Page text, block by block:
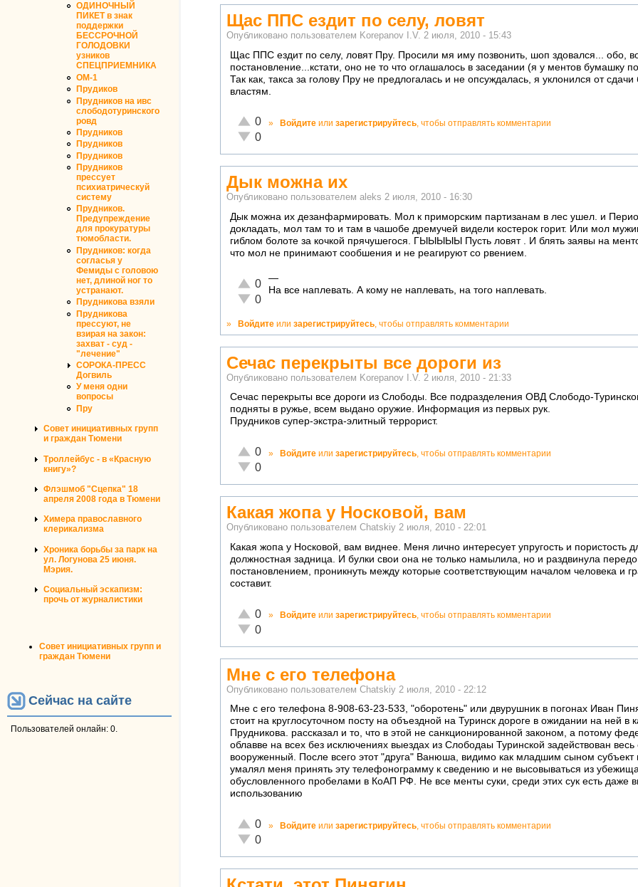
ОДИНОЧНЫЙ
ПИКЕТ в знак
поддержки
БЕССРОЧНОЙ
ГОЛОДОВКИ
узников
СПЕЦПРИЕМНИКА
ОМ-1
Прудиков
Прудников на ивс
слободотуринского
ровд
Прудников
Прудников
Прудников
Прудников
прессует
психиатрическуй
систему
Прудников.
Предупреждение
для прокуратуры
тюмобласти.
Прудников: когда
согласья у
Фемиды с головою
нет, длиной ног то
устранают.
Прудникова взяли
Прудникова
прессуют, не
взирая на закон:
захват - суд -
"лечение"
СОРОКА-ПРЕСС
Догвиль
У меня одни
вопросы
Пру
Совет инициативных групп
и граждан Тюмени
Троллейбус - в «Красную
книгу»?
Флэшмоб "Сцепка" 18
апреля 2008 года в Тюмени
Химера православного
клерикализма
Хроника борьбы за парк на
ул. Логунова 25 июня.
Мэрия.
Социальный эскапизм:
прочь от журналистики
Совет инициативных групп и
граждан Тюмени
Сейчас на сайте
Пользователей онлайн: 0.
Щас ППС ездит по селу, ловят
Опубликовано пользователем Korepanov I.V. 2 июля, 2010 - 15:43
Щас ППС ездит по селу, ловят Пру. Просили мя иму позвонить, шоп здовался... обо,
постановление...кстати, оно не то что оглашалось в заседании (я у ментов бумашку
Так как, такса за голову Пру не предлогалась и не опсуждалась, я уклонился от сдачи
властям.
Отлично!
0
Неадекватно!
0
» Войдите или зарегистрируйтесь, чтобы отправлять комментарии
Дык можна их
Опубликовано пользователем aleks 2 июля, 2010 - 16:30
Дык можна их дезанфармировать. Мол к приморским партизанам в лес ушел. и
докладать, мол там то и там в чашобе дремучей видели костерок горит. Или мол
гиблом болоте за кочкой прячушегося. ГЫЫЫЫЫ Пусть ловят . И блять заявы на
что мол не принимают сообшения и не реагируют со рвением.
Отлично!
0
Неадекватно!
0
—
На все наплевать. А кому не наплевать, на того наплевать.
» Войдите или зарегистрируйтесь , чтобы отправлять комментарии
Сечас перекрыты все дороги из
Опубликовано пользователем Korepanov I.V. 2 июля, 2010 - 21:33
Сечас перекрыты все дороги из Слободы. Все подразделения ОВД Слободо-
подняты в ружье, всем выдано оружие. Информация из первых рук.
Прудников супер-экстра-элитный террорист.
Отлично!
0
Неадекватно!
0
» Войдите или зарегистрируйтесь, чтобы отправлять комментарии
Какая жопа у Носковой, вам
Опубликовано пользователем Chatskiy 2 июля, 2010 - 22:01
Какая жопа у Носковой, вам виднее. Меня лично интересует упругость и пористость
должностная задница. И булки свои она не только намылила, но и раздвинула
постановлением, проникнуть между которые соответствующим началом человека и
составит.
Отлично!
0
Неадекватно!
0
» Войдите или зарегистрируйтесь, чтобы отправлять комментарии
Мне с его телефона
Опубликовано пользователем Chatskiy 2 июля, 2010 - 22:12
Мне с его телефона 8-908-63-23-533, "оборотень" или двурушник в погонах Иван
стоит на круглосуточном посту на объездной на Туринск дороге в ожидании на ней в
Прудникова. рассказал и то, что в этой не санкционированной законом, а потому
облавве на всех без исключениях выездах из Слободаы Туринской задействован
вооруженный. После всего этот "друга" Ванюша, видимо как младшим сыном субъект
умалял меня принять эту телефонограмму к сведению и не высовываться из
обусловленного пробелами в КоАП РФ. Не все менты суки, среди этих сук есть даже
использованию
Отлично!
0
Неадекватно!
0
» Войдите или зарегистрируйтесь , чтобы отправлять комментарии